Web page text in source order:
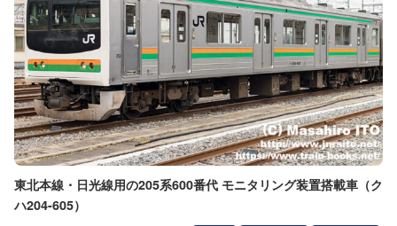
東北本線・日光線用の205系600番代 モニタリング装置搭載車（ク
ハ204-605）